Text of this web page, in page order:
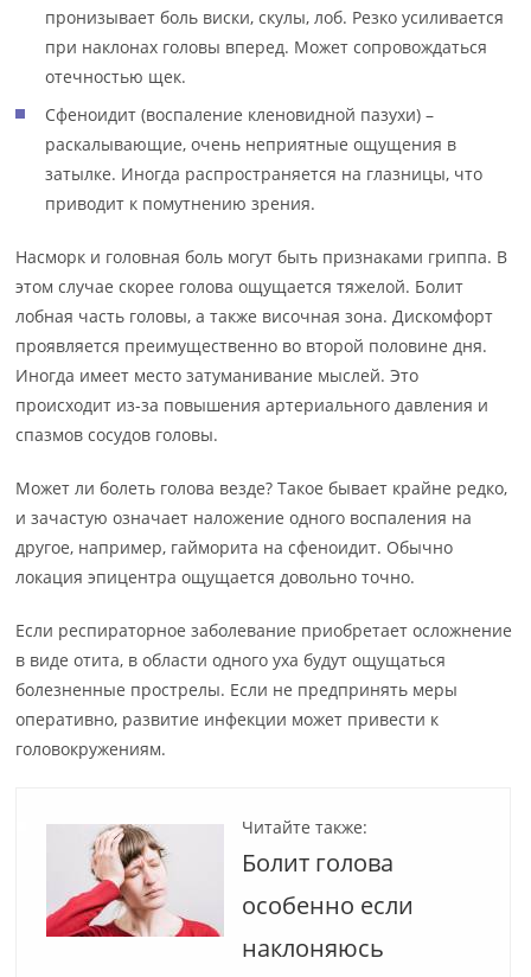
пронизывает боль виски, скулы, лоб. Резко усиливается
при наклонах головы вперед. Может сопровождаться
отечностью щек.
Сфеноидит (воспаление кленовидной пазухи) –
раскалывающие, очень неприятные ощущения в
затылке. Иногда распространяется на глазницы, что
приводит к помутнению зрения.
Насморк и головная боль могут быть признаками гриппа. В
этом случае скорее голова ощущается тяжелой. Болит
лобная часть головы, а также височная зона. Дискомфорт
проявляется преимущественно во второй половине дня.
Иногда имеет место затуманивание мыслей. Это
происходит из-за повышения артериального давления и
спазмов сосудов головы.
Может ли болеть голова везде? Такое бывает крайне редко,
и зачастую означает наложение одного воспаления на
другое, например, гайморита на сфеноидит. Обычно
локация эпицентра ощущается довольно точно.
Если респираторное заболевание приобретает осложнение
в виде отита, в области одного уха будут ощущаться
болезненные прострелы. Если не предпринять меры
оперативно, развитие инфекции может привести к
головокружениям.
Читайте также:
Болит голова
особенно если
наклоняюсь